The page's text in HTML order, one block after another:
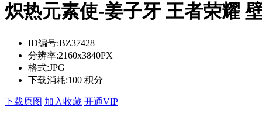
炽热元素使-姜子牙 王者荣耀
ID编号:BZ37428
分辨率:2160x3840PX
格式:JPG
下载消耗:100 积分
下载原图 加入收藏 开通VIP